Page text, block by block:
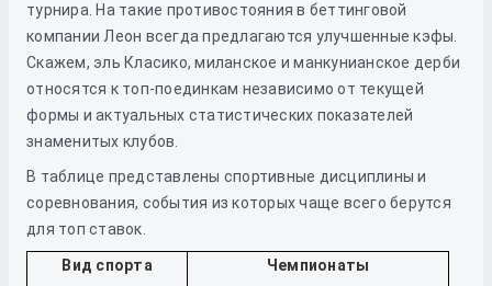
турнира. На такие противостояния в беттинговой
компании Леон всегда предлагаются улучшенные кэфы.
Скажем, эль Класико, миланское и манкунианское дерби
относятся к топ-поединкам независимо от текущей
формы и актуальных статистических показателей
знаменитых клубов.
В таблице представлены спортивные дисциплины и
соревнования, события из которых чаще всего берутся
для топ ставок.
Вид спорта Чемпионаты